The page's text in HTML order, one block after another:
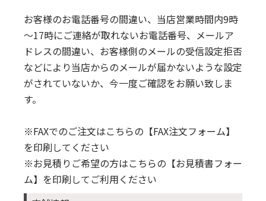
お客様のお電話番号の間違い、当店営業時間内9時
～17時にご連絡が取れないお電話番号、メールア
ドレスの間違い、お客様側のメールの受信設定拒否
などにより当店からのメールが届かないような設定
がされていないか、今一度ご確認をお願い致しま
す。
※FAXでのご注文はこちらの 【FAX注文フォーム】
を印刷してください
※お見積りご希望の方はこちらの 【お見積書フォー
ム】 を印刷してご利用ください